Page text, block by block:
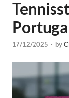
17/12/2025 - by